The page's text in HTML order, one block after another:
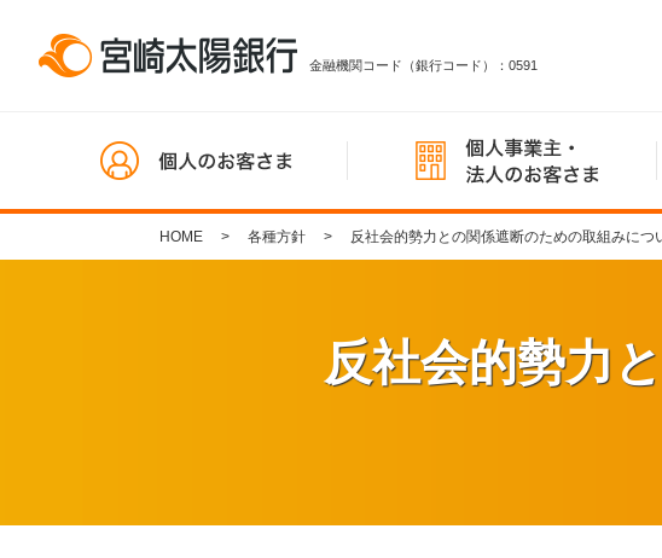
金融機関コード（銀行コード）：0591
HOME 各種方針 反社会的勢力との関係遮断のための取組みにつ
反社会的勢力